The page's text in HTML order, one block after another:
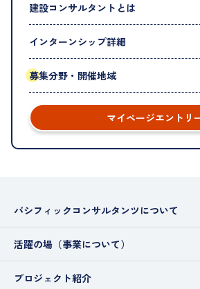
建設コンサルタントとは
インターンシップ詳細
募集分野・開催地域
マイページエントリ
パシフィックコンサルタンツについて
活躍の場（事業について）
プロジェクト紹介